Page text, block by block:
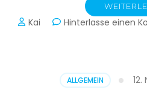
Kai Hinterlasse einen
ALLGEMEIN